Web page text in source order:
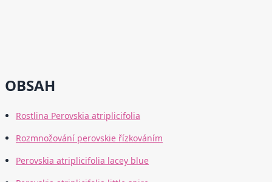
OBSAH
Rostlina Perovskia atriplicifolia
Rozmnožování perovskie řízkováním
Perovskia atriplicifolia lacey blue